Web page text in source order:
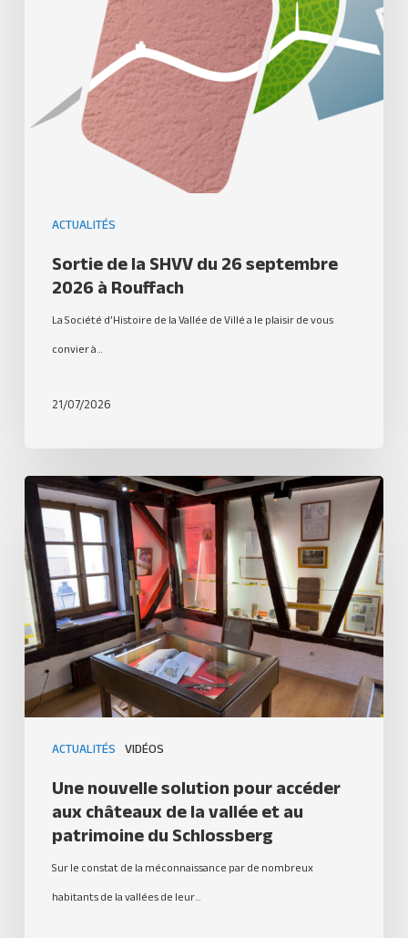
ACTUALITÉS
Sortie de la SHVV du 26 septembre
2026 à Rouffach
La Société d’Histoire de la Vallée de Villé a le plaisir de vous
convier à…
21/07/2026
ACTUALITÉS VIDÉOS
Une nouvelle solution pour accéder
aux châteaux de la vallée et au
patrimoine du Schlossberg
Sur le constat de la méconnaissance par de nombreux
habitants de la vallées de leur…